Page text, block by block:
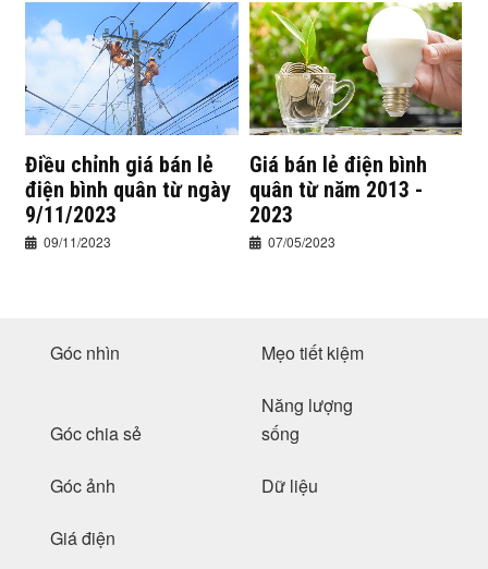
Điều chỉnh giá bán lẻ
điện bình quân từ ngày
9/11/2023
09/11/2023
Giá bán lẻ điện bình
quân từ năm 2013 -
2023
07/05/2023
Góc nhìn Mẹo tiết kiệm
Góc chia sẻ
Năng lượng
sống
Góc ảnh Dữ liệu
Giá điện